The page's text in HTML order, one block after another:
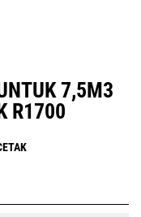
7,5M3
R1700